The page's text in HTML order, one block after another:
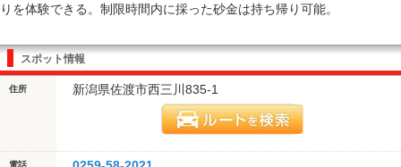
りを体験できる。制限時間内に採った砂金は持ち帰り可能。
スポット情報
住所 新潟県佐渡市西三川835-1
電話